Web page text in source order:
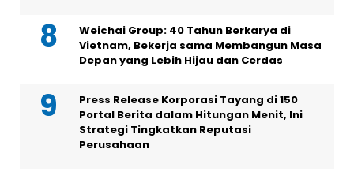
Weichai Group: 40 Tahun Berkarya di
Vietnam, Bekerja sama Membangun Masa
Depan yang Lebih Hijau dan Cerdas
Press Release Korporasi Tayang di 150
Portal Berita dalam Hitungan Menit, Ini
Strategi Tingkatkan Reputasi
Perusahaan